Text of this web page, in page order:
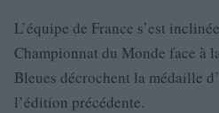
L’équipe de France s’est
Championnat du Monde face à
Bleues décrochent la médaille
l’édition précédente.